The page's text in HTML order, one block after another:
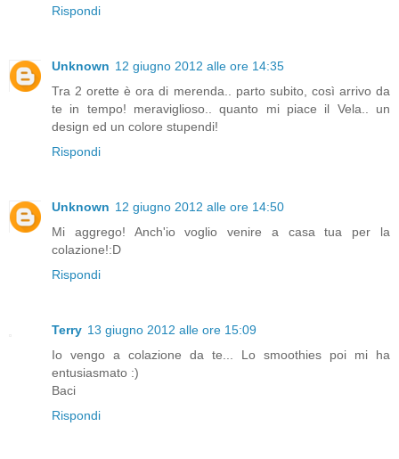
Rispondi
Unknown 12 giugno 2012 alle ore 14:35
Tra 2 orette è ora di merenda.. parto subito, così arrivo da
te in tempo! meraviglioso.. quanto mi piace il Vela.. un
design ed un colore stupendi!
Rispondi
Unknown 12 giugno 2012 alle ore 14:50
Mi aggrego! Anch'io voglio venire a casa tua per la
colazione!:D
Rispondi
Terry 13 giugno 2012 alle ore 15:09
Io vengo a colazione da te... Lo smoothies poi mi ha
entusiasmato :)
Baci
Rispondi